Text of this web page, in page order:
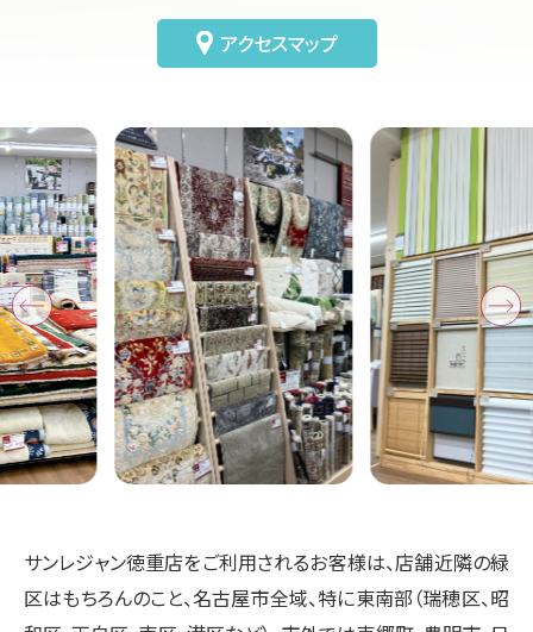
アクセスマップ
サンレジャン徳重店をご利用されるお客様は、店舗近隣の緑
区はもちろんのこと、名古屋市全域、特に東南部（瑞穂区、昭